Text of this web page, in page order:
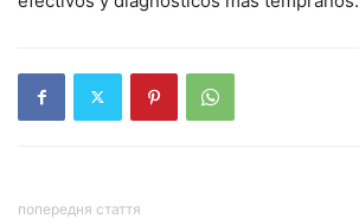
попередня стаття